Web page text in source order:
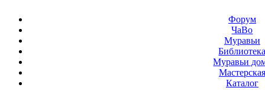
Форум
ЧаВо
Муравьи
Муравьи
Мастерская
Каталог